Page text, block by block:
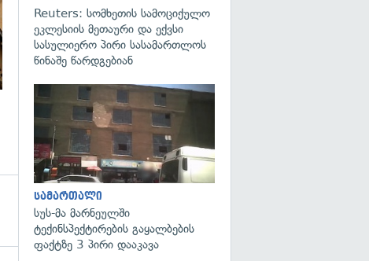
Reuters: სომხეთის სამოციქულო
ეკლესიის მეთაური და ექვსი
სასულიერო პირი სასამართლოს
წინაშე წარდგებიან
სამართალი
სუს-მა მარნეულში
ტექინსპექტირების გაყალბების
ფაქტზე 3 პირი დააკავა